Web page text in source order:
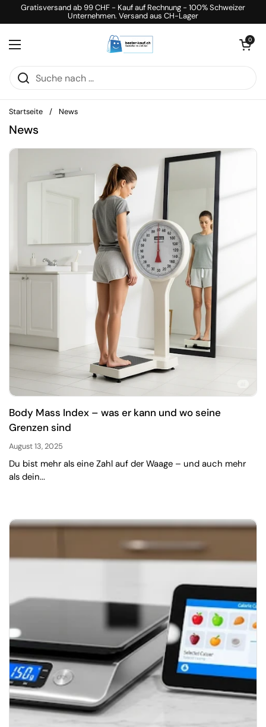
Zum Inhalt springen
Gratisversand ab 99 CHF - Kauf auf Rechnung - 100% Schweizer
Unternehmen. Versand aus CH-Lager
Menü öffnen
Warenkorb
0
Startseite / News
News
Body Mass Index – was er kann und wo seine
Grenzen sind
August 13, 2025
Du bist mehr als eine Zahl auf der Waage – und auch mehr
als dein...